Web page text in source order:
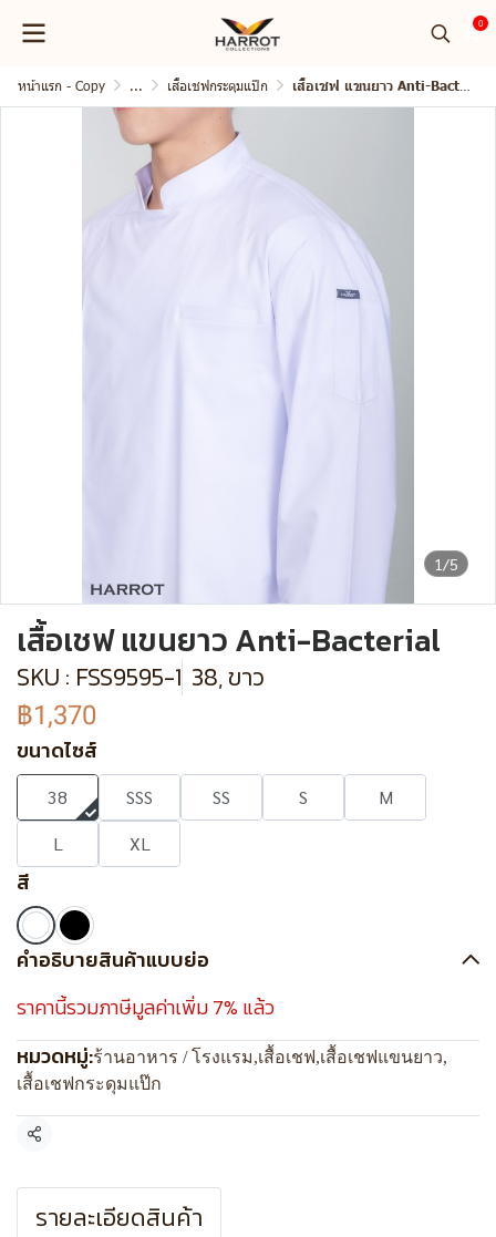
0
หน้าแรก - Copy ... เสื้อเชฟกระดุมแป๊ก เสื้อเชฟ แขนยาว Anti-Bacterial
1/5
เสื้อเชฟ แขนยาว Anti-Bacterial
SKU : FSS9595-1 38, ขาว
฿1,370
ขนาดไซส์
38 SSS SS S
M
L
XL
สี
คำอธิบายสินค้าแบบย่อ
ราคานี้รวมภาษีมูลค่าเพิ่ม 7% แล้ว
หมวดหมู่:ร้านอาหาร / โรงแรม,เสื้อเชฟ,เสื้อเชฟแขนยาว,
เสื้อเชฟกระดุมแป๊ก
แชร์
รายละเอียดสินค้า